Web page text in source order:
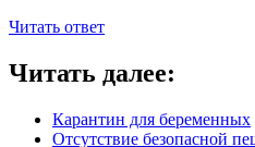
Читать ответ
Читать далее:
Карантин для беременных
Отсутствие безопасной